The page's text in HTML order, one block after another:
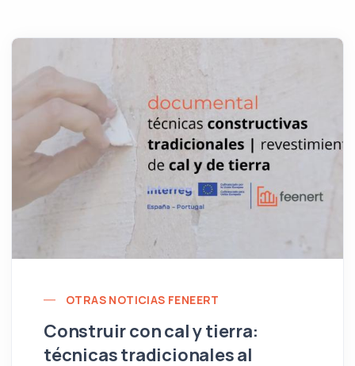
OTRAS NOTICIAS FENEERT
Construir con cal y tierra:
técnicas tradicionales al